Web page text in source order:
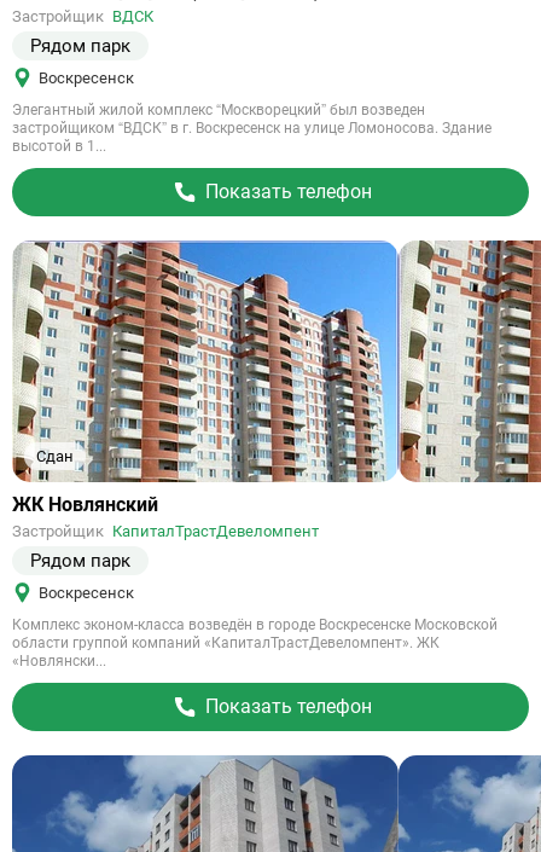
объект
Застройщик ВДСК
Рядом парк
Воскресенск
Элегантный жилой комплекс “Москворецкий” был возведен
застройщиком “ВДСК” в г. Воскресенск на улице Ломоносова. Здание
высотой в 1...
Показать телефон
Сдан
Ссылка
объект
ЖК Новлянский
Застройщик КапиталТрастДевеломпент
Рядом парк
Воскресенск
Комплекс эконом-класса возведён в городе Воскресенске Московской
области группой компаний «КапиталТрастДевеломпент». ЖК
«Новлянски...
Показать телефон